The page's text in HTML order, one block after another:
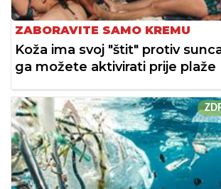
ZABORAVITE SAMO KREMU
Koža ima svoj "štit" protiv
ga možete aktivirati prije plaže